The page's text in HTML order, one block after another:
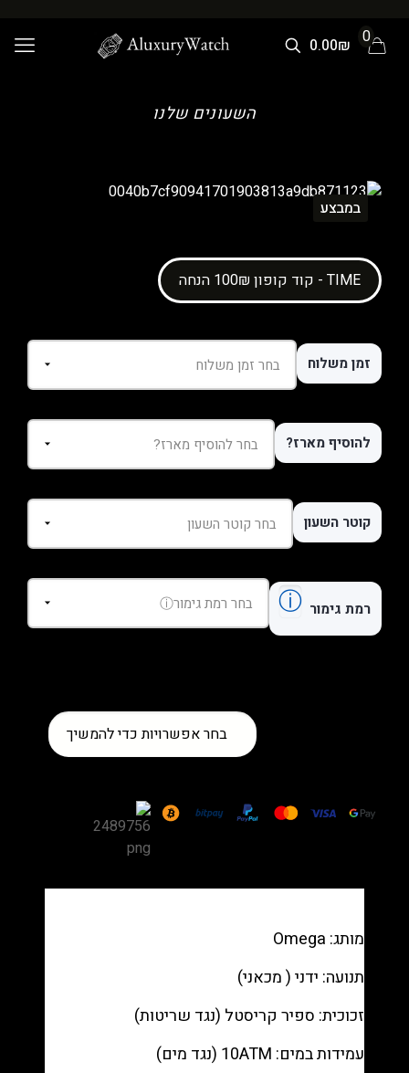
0
0.00₪
השעונים שלנו
במבצע
קוד קופון 100₪ הנחה - TIME
זמן משלוח
להוסיף מארז?
קוטר השעון
רמת גימור ⓘ
Seamaster
Die
Mesh
(העתק)
בחר אפשרויות כדי להמשיך
מותג: Omega
תנועה: ידני ( מכאני)
זכוכית: ספיר קריסטל (נגד שריטות)
עמידות במים: 10ATM (נגד מים)